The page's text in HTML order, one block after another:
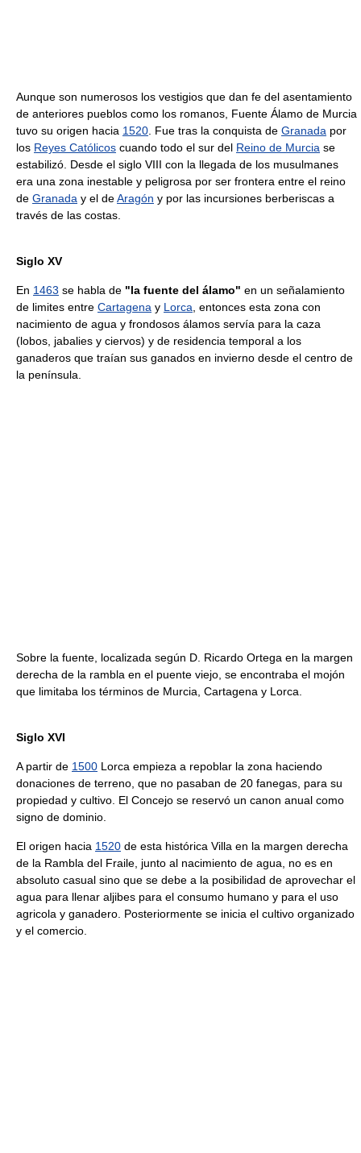
Aunque son numerosos los vestigios que dan fe del asentamiento
de anteriores pueblos como los romanos, Fuente Álamo de Murcia
tuvo su origen hacia 1520. Fue tras la conquista de Granada por
los Reyes Católicos cuando todo el sur del Reino de Murcia se
estabilizó. Desde el siglo VIII con la llegada de los musulmanes
era una zona inestable y peligrosa por ser frontera entre el reino
de Granada y el deAragón y por las incursiones berberiscas a
través de las costas.
Siglo XV
En 1463 se habla de "la fuente del álamo" en un señalamiento
de limites entre Cartagena y Lorca, entonces esta zona con
nacimiento de agua y frondosos álamos servía para la caza
(lobos, jabalies y ciervos) y de residencia temporal a los
ganaderos que traían sus ganados en invierno desde el centro de
la península.
Sobre la fuente, localizada según D. Ricardo Ortega en la margen
derecha de la rambla en el puente viejo, se encontraba el mojón
que limitaba los términos de Murcia, Cartagena y Lorca.
Siglo XVI
A partir de 1500 Lorca empieza a repoblar la zona haciendo
donaciones de terreno, que no pasaban de 20 fanegas, para su
propiedad y cultivo. El Concejo se reservó un canon anual como
signo de dominio.
El origen hacia 1520 de esta histórica Villa en la margen derecha
de la Rambla del Fraile, junto al nacimiento de agua, no es en
absoluto casual sino que se debe a la posibilidad de aprovechar el
agua para llenar aljibes para el consumo humano y para el uso
agricola y ganadero. Posteriormente se inicia el cultivo organizado
y el comercio.